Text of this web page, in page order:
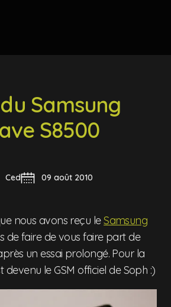
Samsung
S8500
Ced 09 août 2010
nous avons reçu leSamsung
de faire de vous faire part de
un essai prolongé. Pour la
devenu le GSM officiel de Soph :)